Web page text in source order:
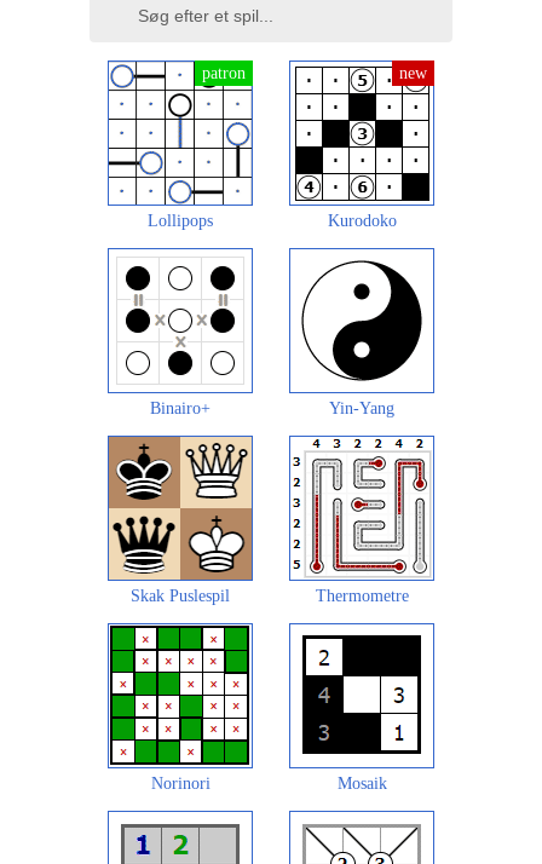
Lollipops Kurodoko
Binairo+ Yin-Yang
Skak Puslespil Thermometre
Norinori Mosaik